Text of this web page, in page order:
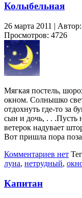
Колыбельная
26 марта 2011 | Автор:
Просмотров: 4726
Мягкая постель,
окном. Солнышко
отдохнуть где-то за
сын и дочь, . . .Пусть
ветерок надувает
Вот пришла пора
Комментариев нет
луна, нетрудный,
Капитан